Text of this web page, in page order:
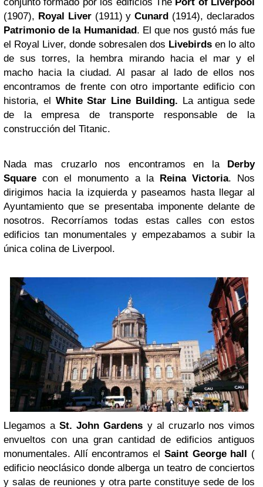
(1907), Royal Liver(1911) yCunard (1914), declarados
Patrimonio de la Humanidad. El que nos gustó más fue
el Royal Liver, donde sobresalen dos Livebirds en lo alto
de sus torres, la hembra mirando hacia el mar y el
macho hacia la ciudad. Al pasar al lado de ellos nos
encontramos de frente con otro importante edificio con
historia, el White Star Line Building. La antigua sede
de la empresa de transporte responsable de la
construcción del Titanic.
Nada mas cruzarlo nos encontramos en la Derby
Square con el monumento a laReina Victoria. Nos
dirigimos hacia la izquierda y paseamos hasta llegar al
Ayuntamiento que se presentaba imponente delante de
nosotros. Recorríamos todas estas calles con estos
edificios tan monumentales y empezabamos a subir la
única colina de Liverpool.
Llegamos aSt. John Gardens y al cruzarlo nos vimos
envueltos con una gran cantidad de edificios antiguos
monumentales. Allí encontramos el Saint George hall (
edificio neoclásico donde alberga un teatro de conciertos
y salas de reuniones y otra parte constituye sede de los